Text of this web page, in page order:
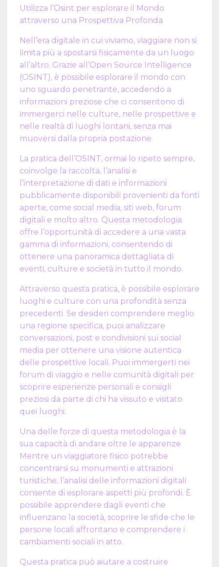
Utilizza l’Osint per esplorare il Mondo
attraverso una Prospettiva Profonda
Nell’era digitale in cui viviamo, viaggiare non si
limita più a spostarsi fisicamente da un luogo
all’altro. Grazie all’Open Source Intelligence
(OSINT), è possibile esplorare il mondo con
uno sguardo penetrante, accedendo a
informazioni preziose che ci consentono di
immergerci nelle culture, nelle prospettive e
nelle realtà di luoghi lontani, senza mai
muoversi dalla propria postazione.
La pratica dell’OSINT, ormai lo ripeto sempre,
coinvolge la raccolta, l’analisi e
l’interpretazione di dati e informazioni
pubblicamente disponibili provenienti da fonti
aperte, come social media, siti web, forum
digitali e molto altro. Questa metodologia
offre l’opportunità di accedere a una vasta
gamma di informazioni, consentendo di
ottenere una panoramica dettagliata di
eventi, culture e società in tutto il mondo.
Attraverso questa pratica, è possibile esplorare
luoghi e culture con una profondità senza
precedenti. Se desideri comprendere meglio
una regione specifica, puoi analizzare
conversazioni, post e condivisioni sui social
media per ottenere una visione autentica
delle prospettive locali. Puoi immergerti nei
forum di viaggio e nelle comunità digitali per
scoprire esperienze personali e consigli
preziosi da parte di chi ha vissuto e visitato
quei luoghi.
Una delle forze di questa metodologia è la
sua capacità di andare oltre le apparenze.
Mentre un viaggiatore fisico potrebbe
concentrarsi su monumenti e attrazioni
turistiche, l’analisi delle informazioni digitali
consente di esplorare aspetti più profondi. È
possibile apprendere dagli eventi che
influenzano la società, scoprire le sfide che le
persone locali affrontano e comprendere i
cambiamenti sociali in atto.
Questa pratica può aiutare a costruire